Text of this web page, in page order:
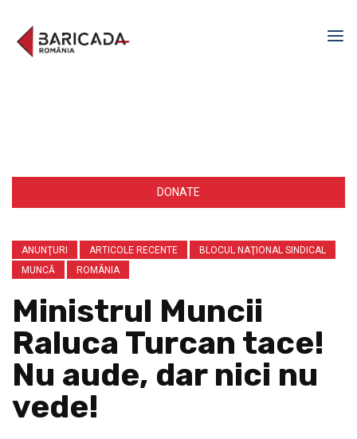
DONATE
ANUNŢURI ARTICOLE RECENTE
BLOCUL NAŢIONAL SINDICAL
MUNCĂ
ROMÂNIA
Ministrul Muncii
Raluca Turcan tace!
Nu aude, dar nici nu
vede!